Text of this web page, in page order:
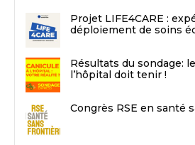
Projet LIFE4CARE :
déploiement de soins
Résultats du sondage:
l’hôpital doit tenir !
Congrès RSE en santé